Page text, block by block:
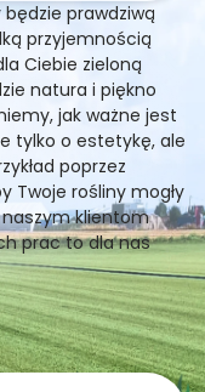
prawdziwą
przyjemnością
Ciebie zieloną
natura i piękno
jak ważne jest
tylko o estetykę, ale
poprzez
Twoje rośliny mogły
naszym klientom
prac to dla nas